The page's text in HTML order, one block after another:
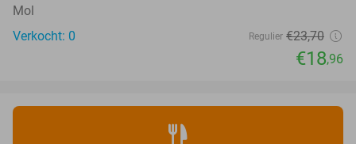
Mol
Verkocht: 0
Regulier €23,70
€18,96